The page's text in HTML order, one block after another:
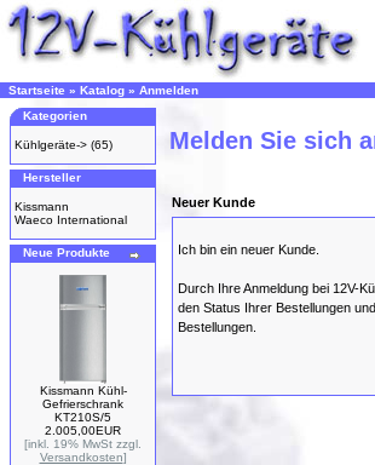
Startseite » Katalog » Anmelden
Kategorien
Kühlgeräte-> (65)
Hersteller
Kissmann
Waeco International
Neue Produkte
Kissmann Kühl-
Gefrierschrank
KT210S/5
2.005,00EUR
[inkl. 19% MwSt zzgl.
Versandkosten]
Melden Sie sich
Neuer Kunde
Ich bin ein neuer Kunde.
Durch Ihre Anmeldung bei 12V-
den Status Ihrer Bestellungen
Bestellungen.